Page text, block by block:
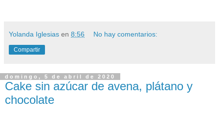
Yolanda Iglesias en 8:56 No hay comentarios:
Compartir
domingo, 5 de abril de 2020
Cake sin azúcar de avena, plátano y
chocolate